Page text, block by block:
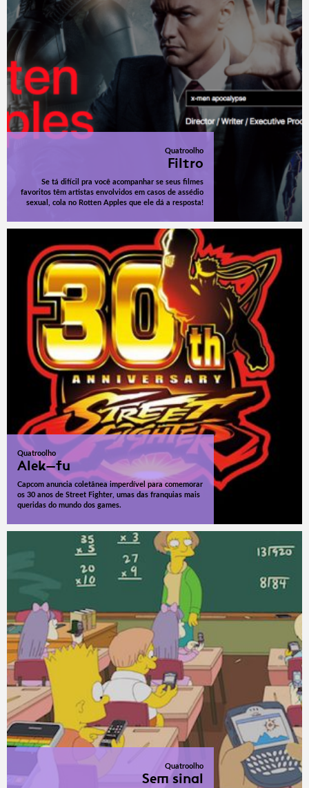
Quatroolho
Filtro
Se tá difícil pra você acompanhar se seus filmes
favoritos têm artistas envolvidos em casos de assédio
sexual, cola no Rotten Apples que ele dá a resposta!
Quatroolho
Alek-fu
Capcom anuncia coletânea imperdível para comemorar
os 30 anos de Street Fighter, umas das franquias mais
queridas do mundo dos games.
Quatroolho
Sem sinal